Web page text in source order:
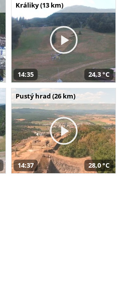
Králiky (13 km)
14:35 24,3 °C
Pustý hrad (26 km)
14:37 28,0 °C